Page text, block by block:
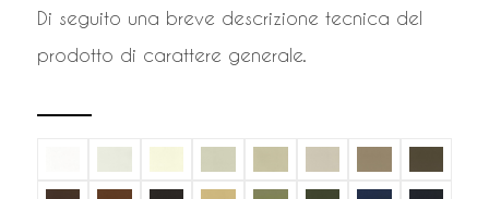
Di seguito una breve descrizione tecnica del
prodotto di carattere generale.